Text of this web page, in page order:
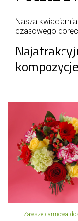
Nasza
czasowego
Zawsze darmowa